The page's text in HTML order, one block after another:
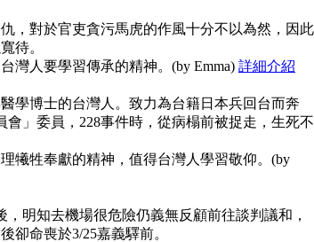
，對於官吏貪污馬虎的作風十分不以為然，因此
待。
灣人要學習傳承的精神。(by Emma) 詳細介紹
學博士的台灣人。致力為台籍日本兵回台而奔
」委員，228事件時，從病榻前被捉走，生死不
犧牲奉獻的精神，值得台灣人學習敬仰。(by
明知去機場很危險仍義無反顧前往談判議和，
卻命喪於3/25嘉義驛前。